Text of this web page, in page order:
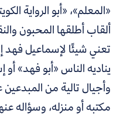
«المعلم»، «أبو الرواية
ألقاب أطلقها المحبون
تعني شيئًا لإسماعيل فهد
يناديه الناس «أبو فهد»
وأجيال تالية من
مكتبه أو منزله، وسؤاله